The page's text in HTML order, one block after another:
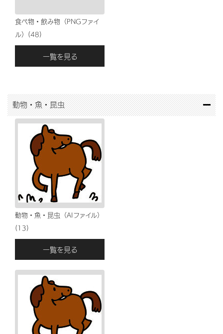
食べ物・飲み物（PNGファイ
ル）(48)
一覧を見る
動物・魚・昆虫
動物・魚・昆虫（AIファイル）
(13)
一覧を見る